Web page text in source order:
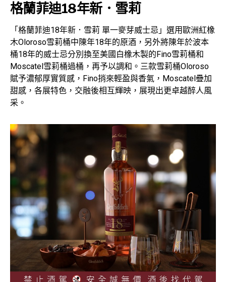
格蘭菲迪18年新．雪莉
「格蘭菲迪18年新．雪莉 單一麥芽威士忌」選用歐洲紅橡
木Oloroso雪莉桶中陳年18年的原酒，另外將陳年於波本
桶18年的威士忌分別換至美國白橡木製的Fino雪莉桶和
Moscatel雪莉桶過桶，再予以調和。三款雪莉桶Oloroso
賦予濃郁厚實質感，Fino捎來輕盈與香氣，Moscatel疊加
甜感，各展特色，交融後相互輝映，展現出更卓越醉人風
采。